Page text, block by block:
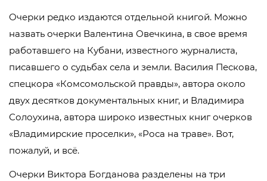
Очерки редко издаются отдельной книгой. Можно
назвать очерки Валентина Овечкина, в свое время
работавшего на Кубани, известного журналиста,
писавшего о судьбах села и земли. Василия Пескова,
спецкора «Комсомольской правды», автора около
двух десятков документальных книг, и Владимира
Солоухина, автора широко известных книг очерков
«Владимирские проселки», «Роса на траве». Вот,
пожалуй, и всё.
Очерки Виктора Богданова разделены на три